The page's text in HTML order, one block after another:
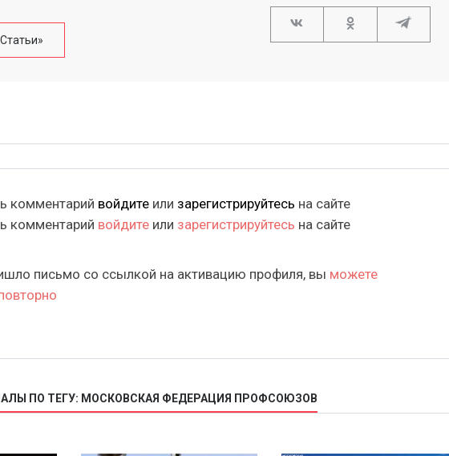
комментарий войдите или зарегистрируйтесь на сайте
комментарий войдите или зарегистрируйтесь на сайте
письмо со ссылкой на активацию профиля, вы можете
ПО ТЕГУ: МОСКОВСКАЯ ФЕДЕРАЦИЯ ПРОФСОЮЗОВ